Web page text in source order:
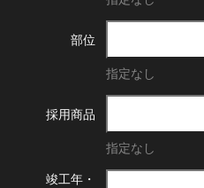
部位
指定なし
採用商品
指定なし
竣工年・